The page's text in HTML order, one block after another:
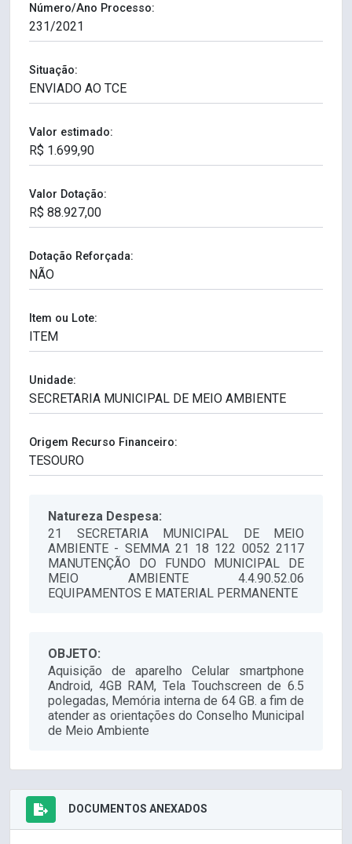
Número/Ano Processo:
Situação:
Valor estimado:
Valor Dotação:
Dotação Reforçada:
Item ou Lote:
Unidade:
Origem Recurso Financeiro:
Natureza Despesa:
21 SECRETARIA MUNICIPAL DE MEIO
AMBIENTE - SEMMA 21 18 122 0052 2117
MANUTENÇÃO DO FUNDO MUNICIPAL DE
MEIO AMBIENTE 4.4.90.52.06
EQUIPAMENTOS E MATERIAL PERMANENTE
OBJETO:
Aquisição de aparelho Celular smartphone
Android, 4GB RAM, Tela Touchscreen de 6.5
polegadas, Memória interna de 64 GB. a fim de
atender as orientações do Conselho Municipal
de Meio Ambiente
DOCUMENTOS ANEXADOS